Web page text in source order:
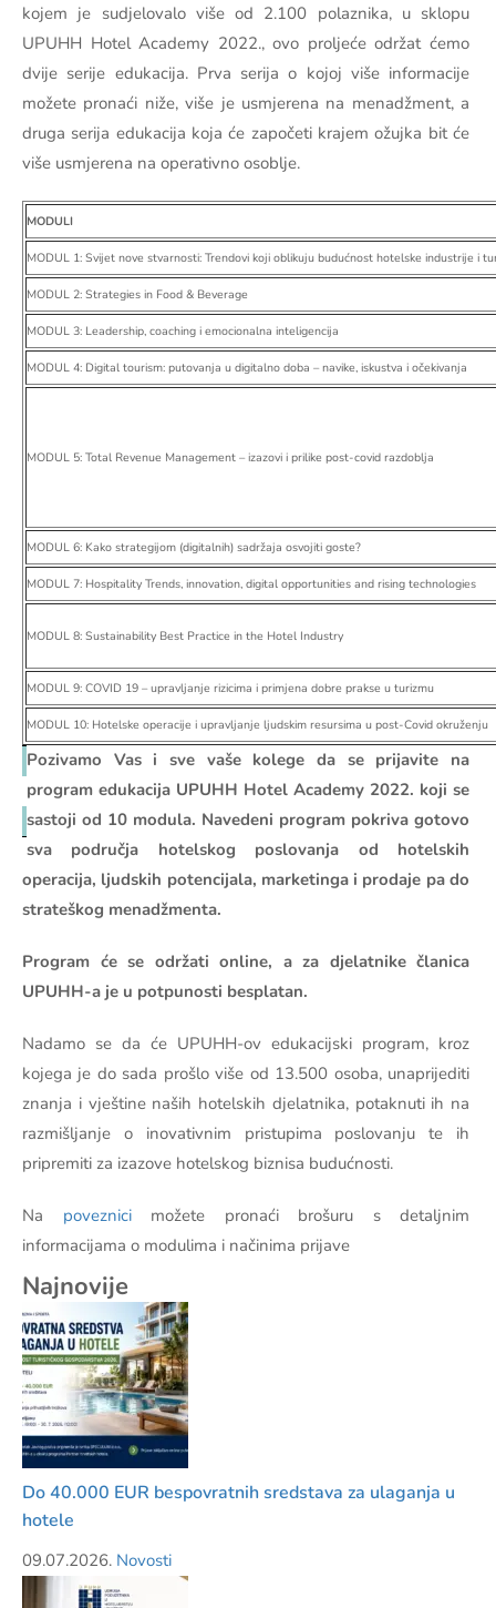
kojem je sudjelovalo više od 2.100 polaznika, u sklopu
UPUHH Hotel Academy 2022., ovo proljeće održat ćemo
dvije serije edukacija. Prva serija o kojoj više informacije
možete pronaći niže, više je usmjerena na menadžment, a
druga serija edukacija koja će započeti krajem ožujka bit će
više usmjerena na operativno osoblje.
MODULI
MODUL 1: Svijet nove stvarnosti: Trendovi koji oblikuju budućnost hotelske industrije i
MODUL 2: Strategies in Food & Beverage
MODUL 3: Leadership, coaching i emocionalna inteligencija
MODUL 4: Digital tourism: putovanja u digitalno doba – navike, iskustva i očekivanja
MODUL 5: Total Revenue Management – izazovi i prilike post-covid razdoblja
MODUL 6: Kako strategijom (digitalnih) sadržaja osvojiti goste?
MODUL 7: Hospitality Trends, innovation, digital opportunities and rising technologies
MODUL 8: Sustainability Best Practice in the Hotel Industry
MODUL 9: COVID 19 – upravljanje rizicima i primjena dobre prakse u turizmu
MODUL 10: Hotelske operacije i upravljanje ljudskim resursima u post-Covid okruženju
Pozivamo Vas i sve vaše kolege da se prijavite na
program edukacija UPUHH Hotel Academy 2022. koji se
sastoji od 10 modula. Navedeni program pokriva gotovo
sva područja hotelskog poslovanja od hotelskih
operacija, ljudskih potencijala, marketinga i prodaje pa do
strateškog menadžmenta.
Program će se održati online, a za djelatnike članica
UPUHH-a je u potpunosti besplatan.
Nadamo se da će UPUHH-ov edukacijski program, kroz
kojega je do sada prošlo više od 13.500 osoba, unaprijediti
znanja i vještine naših hotelskih djelatnika, potaknuti ih na
razmišljanje o inovativnim pristupima poslovanju te ih
pripremiti za izazove hotelskog biznisa budućnosti.
Na poveznici možete pronaći brošuru s detaljnim
informacijama o modulima i načinima prijave
Najnovije
Do 40.000 EUR bespovratnih sredstava za ulaganja u
hotele
09.07.2026. Novosti